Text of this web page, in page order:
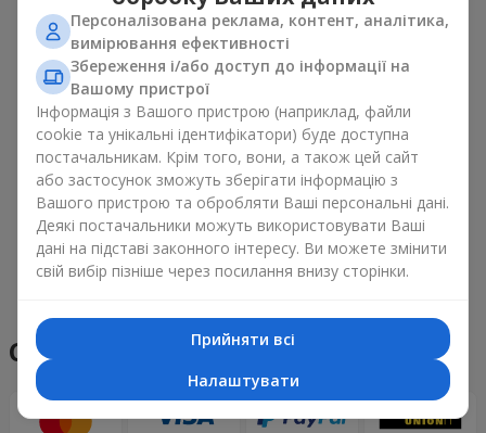
Переглянути все
Способи оплати
Персоналізована реклама, контент, аналітика,
вимірювання ефективності
Збереження і/або доступ до інформації на
Вашому пристрої
Інформація з Вашого пристрою (наприклад, файли
cookie та унікальні ідентифікатори) буде доступна
постачальникам. Крім того, вони, а також цей сайт
або застосунок зможуть зберігати інформацію з
Вашого пристрою та обробляти Ваші персональні дані.
Деякі постачальники можуть використовувати Ваші
дані на підставі законного інтересу. Ви можете змінити
свій вибір пізніше через посилання внизу сторінки.
Прийняти всі
Налаштувати